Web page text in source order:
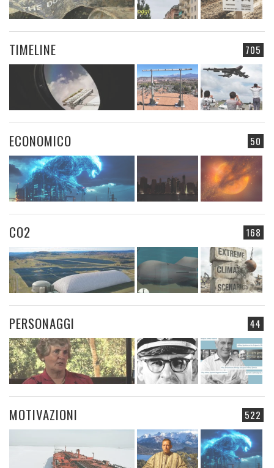
705
TIMELINE
50
ECONOMICO
168
CO2
44
PERSONAGGI
522
MOTIVAZIONI